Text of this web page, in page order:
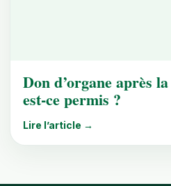
Don d’organe après
est-ce permis ?
Lire l’article →